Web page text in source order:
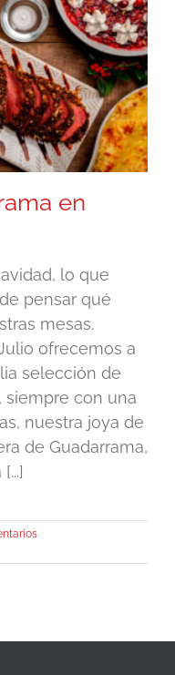
en
lo que
pensar qué
mesas.
ofrecemos a
selección de
siempre con una
nuestra joya de
de Guadarrama,